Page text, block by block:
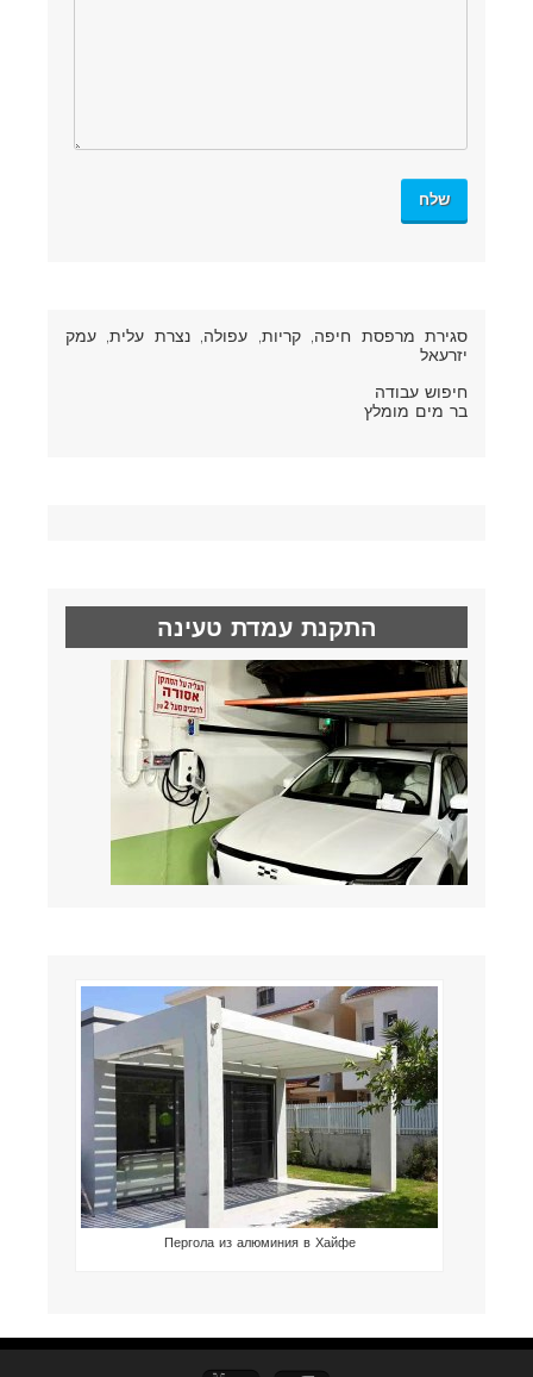
סגירת מרפסת חיפה, קריות, עפולה, נצרת עלית, עמק
יזרעאל
חיפוש עבודה
בר מים מומלץ
התקנת עמדת טעינה
Пергола из алюминия в Хайфе